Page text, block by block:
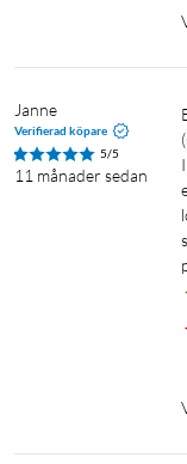
Janne
Verifierad köpare
5/5
11 månader sedan
Bytte ut mitt